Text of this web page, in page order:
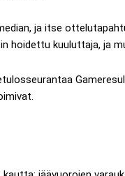
ja itse
hoidettu kuuluttaja, ja